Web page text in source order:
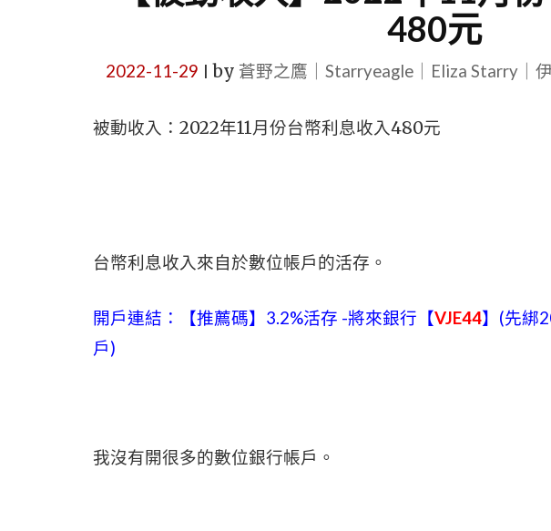
480元
2022-11-29 by 蒼野之鷹｜Starryeagle｜Eliza Starry｜
被動收入：2022年11月份台幣利息收入480元
台幣利息收入來自於數位帳戶的活存。
開戶連結：【推薦碼】3.2%活存 -將來銀行【VJE44】(先綁
戶)
我沒有開很多的數位銀行帳戶。